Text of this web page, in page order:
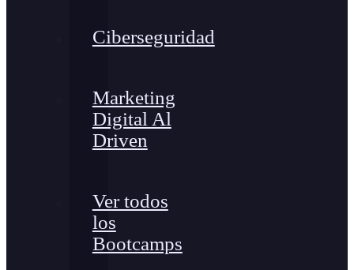
Ciberseguridad
Marketing
Digital Al
Driven
Ver todos
los
Bootcamps